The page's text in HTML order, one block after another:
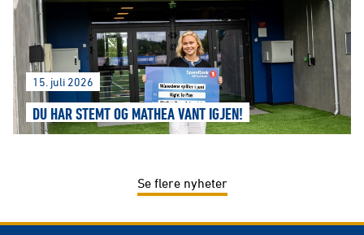
15. juli 2026
DU HAR STEMT OG MATHEA VANT IGJEN!
Se flere nyheter